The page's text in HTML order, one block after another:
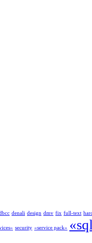
denali design dmv fix full-text
security «service pack»